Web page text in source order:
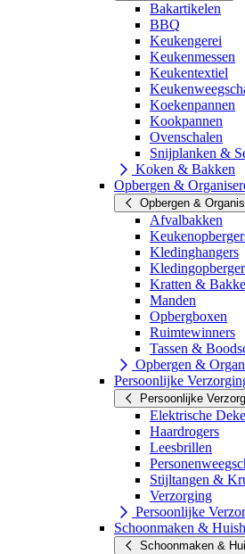
Bakartikelen
BBQ
Keukengerei
Keukenmessen
Keukentextiel
Koekenpannen
Kookpannen
Ovenschalen
Snijplanken &
Koken & Bakken
Opbergen &
Opbergen &
Afvalbakken
Kledinghangers
Kratten &
Manden
Opbergboxen
Ruimtewinners
Tassen &
Opbergen &
Persoonlijke
Persoonlijke
Elektrische
Haardrogers
Leesbrillen
Stijltangen &
Verzorging
Persoonlijke
Schoonmaken &
Schoonmaken &